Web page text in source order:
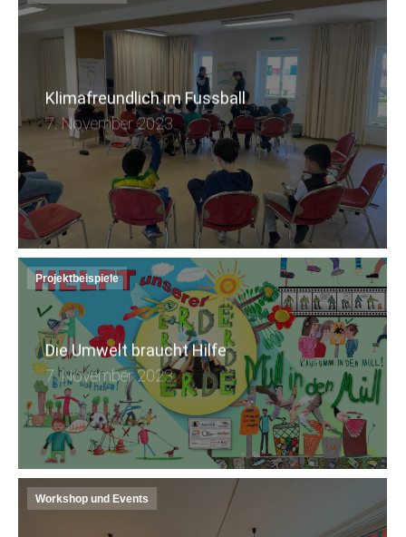
Klimafreundlich im Fussball
7. November 2023
Projektbeispiele
Die Umwelt braucht Hilfe
7. November 2023
Workshop und Events